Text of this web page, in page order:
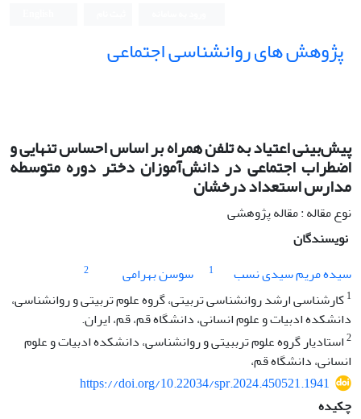
پژوهش های روانشناسی اجتماعی
پیش‌بینی اعتیاد به تلفن همراه بر اساس احساس تنهایی و
اضطراب اجتماعی در دانش‌آموزان دختر دوره متوسطه
مدارس استعداد درخشان
نوع مقاله : مقاله پژوهشی
نویسندگان
سیده مریم سیدی نسب
1 سوسن بهرامی
2
1کارشناسی ارشد روانشناسی تربیتی، گروه علوم تربیتی و روانشناسی،
دانشکده ادبیات و علوم انسانی، دانشگاه قم، قم، ایران.
2استادیار گروه علوم ترببیتی و روانشناسی، دانشکده ادبیات و علوم
انسانی، دانشگاه قم،
https://doi.org/10.22034/spr.2024.450521.1941
چکیده